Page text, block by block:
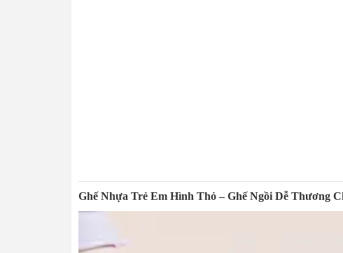
Ghế Nhựa Trẻ Em Hình Thỏ – Ghế Ngồi Dễ Thương